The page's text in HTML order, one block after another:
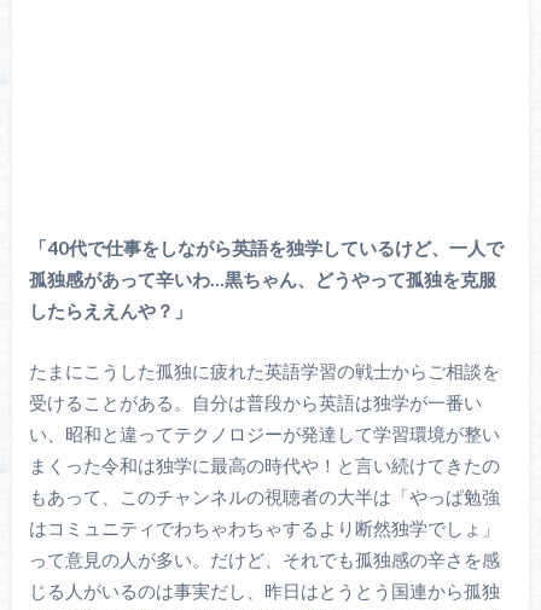
「40代で仕事をしながら英語を独学しているけど、一人で
孤独感があって辛いわ…黒ちゃん、どうやって孤独を克服
したらええんや？」
たまにこうした孤独に疲れた英語学習の戦士からご相談を
受けることがある。自分は普段から英語は独学が一番い
い、昭和と違ってテクノロジーが発達して学習環境が整い
まくった令和は独学に最高の時代や！と言い続けてきたの
もあって、このチャンネルの視聴者の大半は「やっぱ勉強
はコミュニティでわちゃわちゃするより断然独学でしょ」
って意見の人が多い。だけど、それでも孤独感の辛さを感
じる人がいるのは事実だし、昨日はとうとう国連から孤独